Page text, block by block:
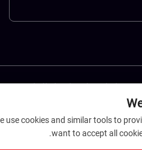
مواد البناء
-سياسة الخصوصية
We use cookies and similar tools to
want to accept all